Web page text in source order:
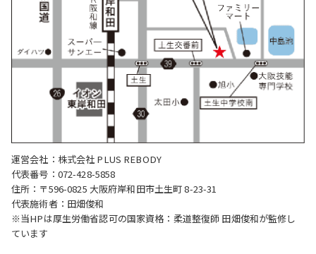
運営会社：株式会社 PLUS REBODY
代表番号：072-428-5858
住所：〒596-0825 大阪府岸和田市土生町 8-23-31
代表施術者：田畑俊和
※当HPは厚生労働省認可の国家資格：柔道整復師 田畑俊和が監修し
ています